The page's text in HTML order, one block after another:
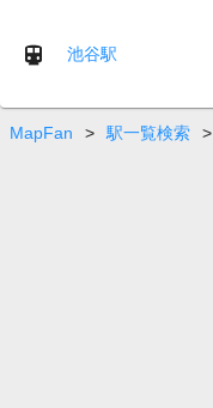
池谷駅
MapFan > 駅一覧検索 >